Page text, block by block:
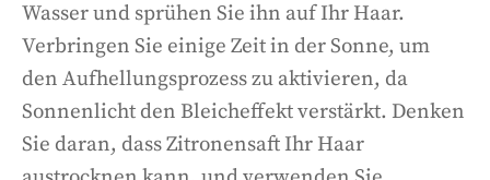
Wasser und sprühen Sie ihn auf Ihr Haar.
Verbringen Sie einige Zeit in der Sonne, um
den Aufhellungsprozess zu aktivieren, da
Sonnenlicht den Bleicheffekt verstärkt. Denken
Sie daran, dass Zitronensaft Ihr Haar